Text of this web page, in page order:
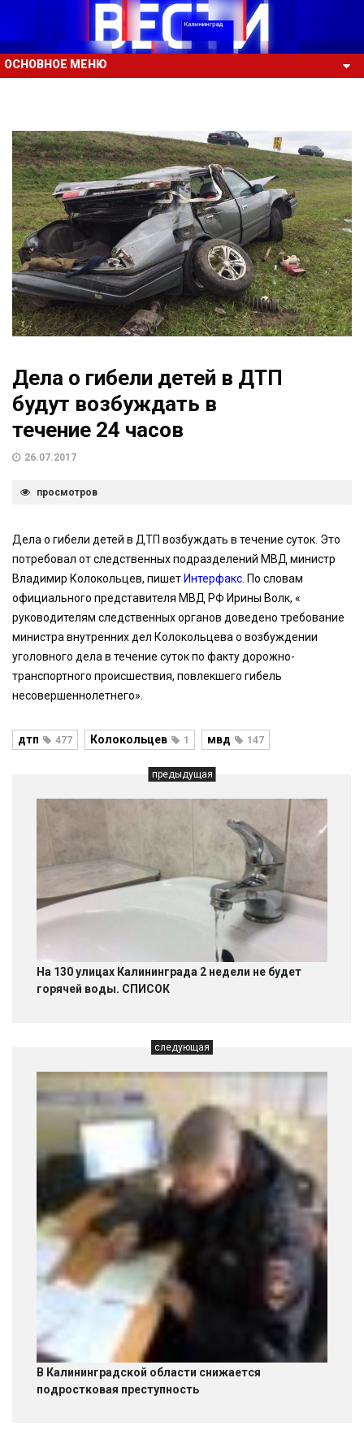
ОСНОВНОЕ МЕНЮ
Дела о гибели детей в ДТП
будут возбуждать в
течение 24 часов
26.07.2017
просмотров
Дела о гибели детей в ДТП возбуждать в течение суток. Это
потребовал от следственных подразделений МВД министр
Владимир Колокольцев, пишетИнтерфакс. По словам
официального представителя МВД РФ Ирины Волк, «
руководителям следственных органов доведено требование
министра внутренних дел Колокольцева о возбуждении
уголовного дела в течение суток по факту дорожно-
транспортного происшествия, повлекшего гибель
несовершеннолетнего».
дтп 477 Колокольцев 1 мвд 147
предыдущая
На 130 улицах Калининграда 2 недели не будет
горячей воды. СПИСОК
следующая
В Калининградской области снижается
подростковая преступность